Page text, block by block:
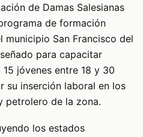
de Damas Salesianas
de formación
municipio San Francisco del
para capacitar
jóvenes entre 18 y 30
su inserción laboral en los
petrolero de la zona.
los estados